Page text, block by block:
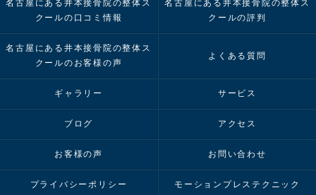
名古屋にある井本接骨院の整体ス
クールの口コミ情報
名古屋にある井本接骨院の整体ス
クールの評判
名古屋にある井本接骨院の整体ス
クールのお客様の声
よくある質問
ギャラリー サービス
ブログ アクセス
お客様の声 お問い合わせ
プライバシーポリシー モーションプレステクニック